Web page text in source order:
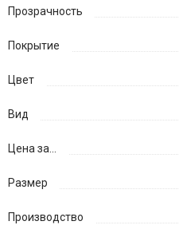
Прозрачность
Покрытие
Цвет
Вид
Цена за...
Размер
Производство